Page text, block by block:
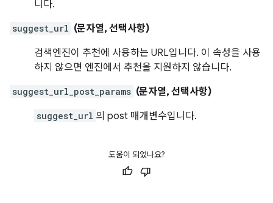
니다.
suggest_url (문자열, 선택사항)
검색엔진이 추천에 사용하는 URL입니다. 이 속성을 사용
하지 않으면 엔진에서 추천을 지원하지 않습니다.
suggest_url_post_params (문자열, 선택사항)
suggest_url 의 post 매개변수입니다.
도움이 되었나요?